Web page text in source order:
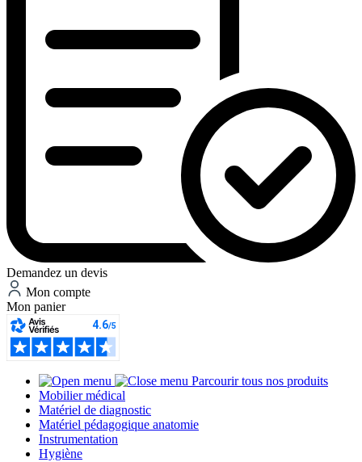
Demandez un devis
Mon compte
Mon panier
Parcourir tous nos produits
Mobilier médical
Matériel de diagnostic
Matériel pédagogique anatomie
Instrumentation
Hygiène